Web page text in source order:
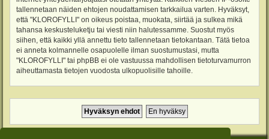
tallennetaan näiden ehtojen noudattamisen tarkkailua varten. Hyväksyt,
että "KLOROFYLLI" on oikeus poistaa, muokata, siirtää ja sulkea mikä
tahansa keskusteluketju tai viesti niin halutessamme. Suostut myös
siihen, että kaikki yllä annettu tieto tallennetaan tietokantaan. Tätä tietoa
ei anneta kolmannelle osapuolelle ilman suostumustasi, mutta
"KLOROFYLLI" tai phpBB ei ole vastuussa mahdollisen tietoturvamurron
aiheuttamasta tietojen vuodosta ulkopuolisille tahoille.